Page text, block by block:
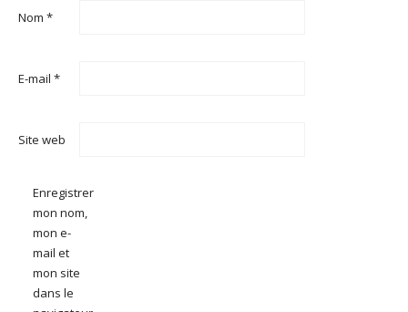
Nom *
E-mail *
Site web
Enregistrer
mon nom,
mon e-
mail et
mon site
dans le